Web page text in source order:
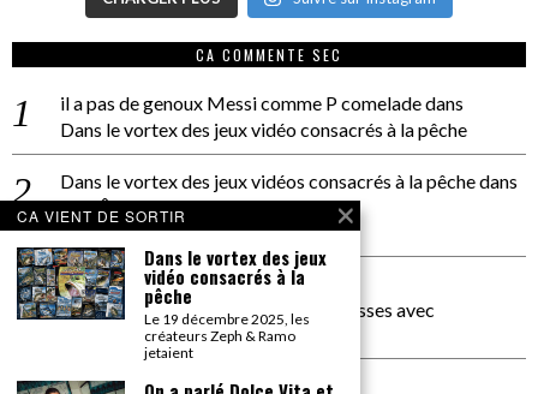
CA COMMENTE SEC
il a pas de genoux Messi comme P comeladedans
Dans le vortex des jeux vidéo consacrés à la pêche
Dans le vortex des jeux vidéos consacrés à la pêchedans
PACÔME THIELLEMENT
La séance d’Hip Gnose
La Patrie
dans
On a parlé Dolce Vita et lutte des classes avec
Bernardino Femminielli
carte noire negra à l'o tiededans
CA VIENT DE SORTIR
Dans le vortex des jeux
vidéo consacrés à la
pêche
Le 19 décembre 2025, les
créateurs Zeph & Ramo
jetaient